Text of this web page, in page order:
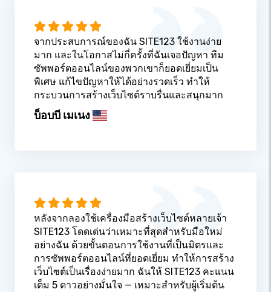
จากประสบการณ์ของฉัน SITE123 ใช้งานง่าย
มาก และในโอกาสไม่กี่ครั้งที่ฉันเจอปัญหา ทีม
ซัพพอร์ตออนไลน์ของพวกเขาก็ยอดเยี่ยมเป็น
พิเศษ แก้ไขปัญหาให้ได้อย่างรวดเร็ว ทำให้
กระบวนการสร้างเว็บไซต์ราบรื่นและสนุกมาก
บ็อบบี เมเนง
หลังจากลองใช้เครื่องมือสร้างเว็บไซต์หลายเจ้า
SITE123 โดดเด่นว่าเหมาะที่สุดสำหรับมือใหม่
อย่างฉัน ด้วยขั้นตอนการใช้งานที่เป็นมิตรและ
การซัพพอร์ตออนไลน์ที่ยอดเยี่ยม ทำให้การสร้าง
เว็บไซต์เป็นเรื่องง่ายมาก ฉันให้ SITE123 คะแนน
เต็ม 5 ดาวอย่างมั่นใจ — เหมาะสำหรับผู้เริ่มต้น